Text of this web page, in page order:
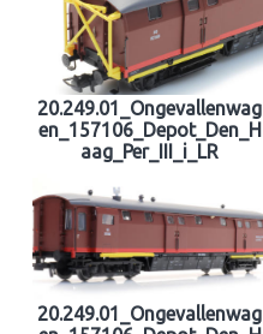
20.249.01_Ongevallenwag
en_157106_Depot_Den_H
aag_Per_III_i_LR
20.249.01_Ongevallenwag